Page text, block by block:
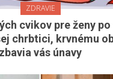
ZDRAVIE
cvikov pre ženy
chrbtici, krvnému
zbavia vás únavy